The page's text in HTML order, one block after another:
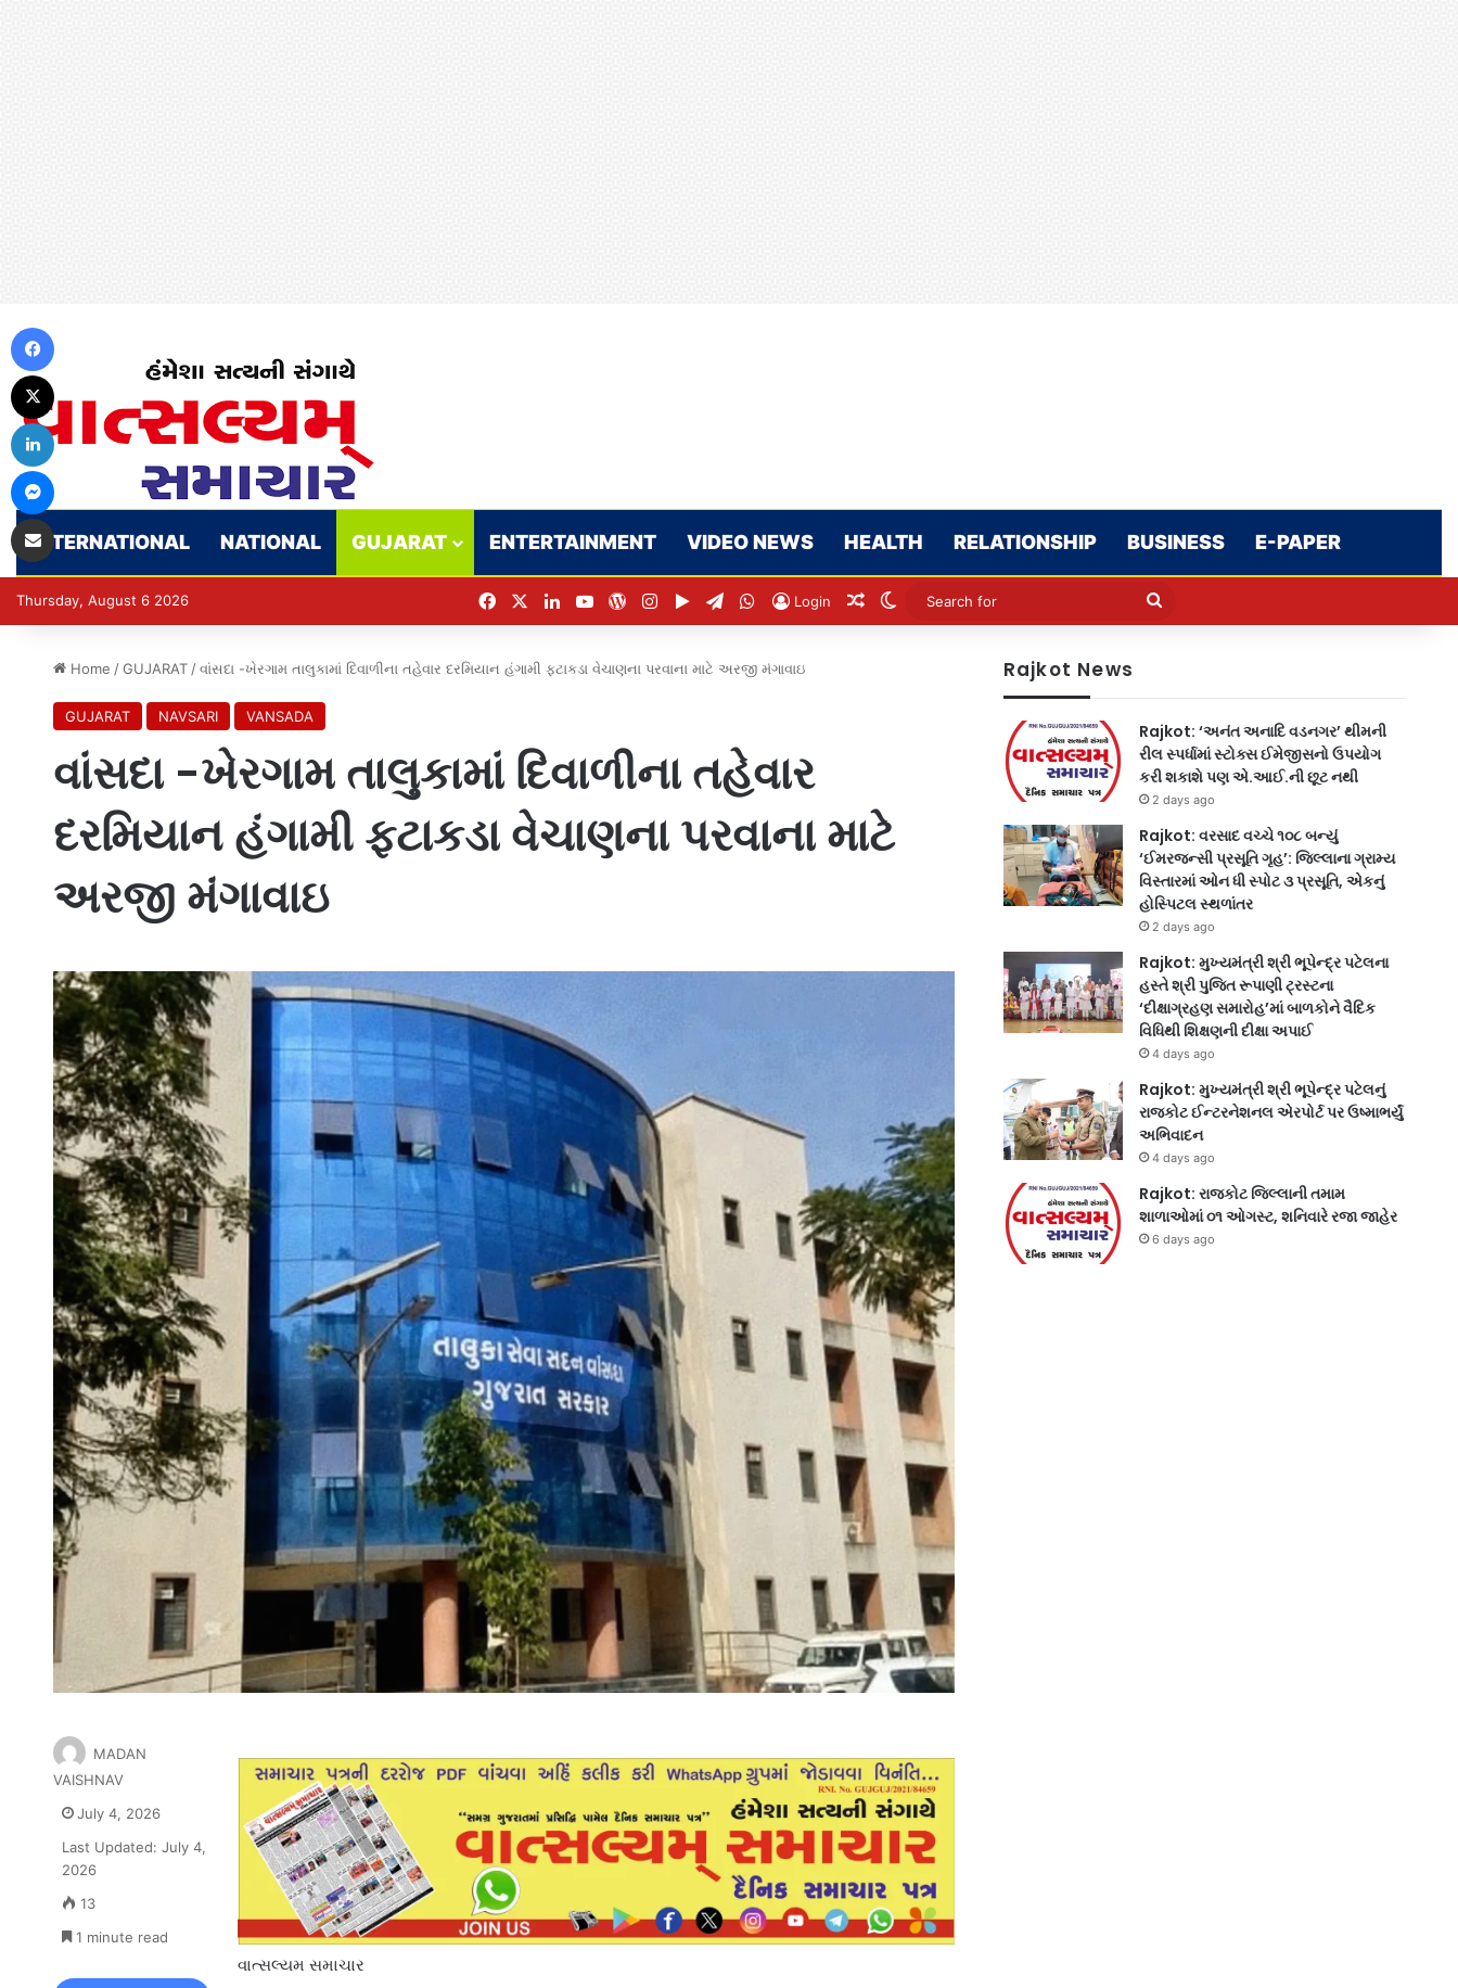
INTERNATIONAL NATIONAL GUJARAT ENTERTAINMENT VIDEO NEWS HEALTH RELATIONSHIP BUSINESS E-PAPER
Thursday, August 6 2026 FacebookLinkedInYouTubeWordPress
Instagram
Google Play
TelegramWhatsApp
Login Random Article
Switch skin
Search
Home / GUJARAT / વાંસદા -ખેરગામ તાલુકામાં દિવાળીના તહેવાર દરમિયાન હંગામી ફટાકડા વેચાણના પરવાના માટે અરજી મંગાવાઇ
GUJARAT NAVSARI VANSADA
વાંસદા -ખેરગામ તાલુકામાં દિવાળીના તહેવાર
દરમિયાન હંગામી ફટાકડા વેચાણના પરવાના માટે
અરજી મંગાવાઇ
વાત્સલ્યમ સમાચાર
MADAN
VAISHNAV
July 4, 2026
Last Updated: July 4,
2026
13
1 minute read
Rajkot News
Rajkot: ‘અનંત અનાદિ વડનગર’ થીમની
રીલ સ્પર્ધામાં સ્ટોક્સ ઈમેજીસનો ઉપયોગ
કરી શકાશે પણ એ.આઈ.ની છૂટ નથી
2 days ago
Rajkot: વરસાદ વચ્ચે ૧૦૮ બન્યું
‘ઈમરજન્સી પ્રસૂતિ ગૃહ’: જિલ્લાના ગ્રામ્ય
વિસ્તારમાં ઓન ધી સ્પોટ ૩ પ્રસૂતિ, એકનું
હોસ્પિટલ સ્થળાંતર
2 days ago
Rajkot: મુખ્યમંત્રી શ્રી ભૂપેન્દ્ર પટેલના
હસ્તે શ્રી પુજિત રૂપાણી ટ્રસ્ટના
‘દીક્ષાગ્રહણ સમારોહ’માં બાળકોને વૈદિક
વિધિથી શિક્ષણની દીક્ષા અપાઈ
4 days ago
Rajkot: મુખ્યમંત્રી શ્રી ભૂપેન્દ્ર પટેલનું
રાજકોટ ઈન્ટરનેશનલ એરપોર્ટ પર ઉષ્માભર્યું
અભિવાદન
4 days ago
Rajkot: રાજકોટ જિલ્લાની તમામ
શાળાઓમાં ૦૧ ઓગસ્ટ, શનિવારે રજા જાહેર
6 days ago
LinkedIn